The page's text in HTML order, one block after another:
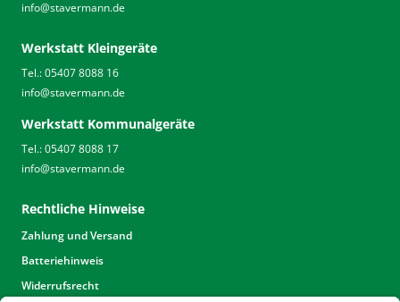
info@stavermann.de
Werkstatt Kleingeräte
Tel.: 05407 8088 16
info@stavermann.de
Werkstatt Kommunalgeräte
Tel.: 05407 8088 17
info@stavermann.de
Rechtliche Hinweise
Zahlung und Versand
Batteriehinweis
Widerrufsrecht